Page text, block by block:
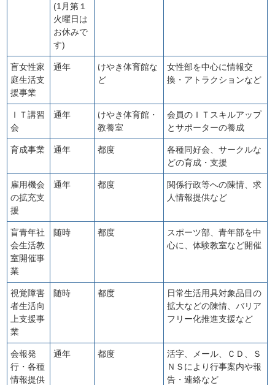
(1月第１
火曜日は
お休みで
す)
盲女性家
庭生活支
援事業
通年
けやき体育館な
ど
女性部を中心に情報交
換・アトラクションなど
ＩＴ講習
会
通年
けやき体育館・
教養室
会員のＩＴスキルアップ
とサポーターの養成
育成事業 通年 都度
各種同好会、サークルな
どの育成・支援
雇用機会
の拡充支
援
通年 都度
関係行政等への陳情、求
人情報提供など
盲青年社
会生活教
室開催事
業
随時 都度
スポーツ部、青年部を中
心に、体験教室など開催
視覚障害
者生活向
上支援事
業
随時 都度
日常生活用具対象品目の
拡大などの陳情、バリア
フリー化推進支援など
会報発
行・各種
情報提供
通年 都度
活字、メール、ＣＤ、Ｓ
ＮＳにより行事案内や報
告・連絡など